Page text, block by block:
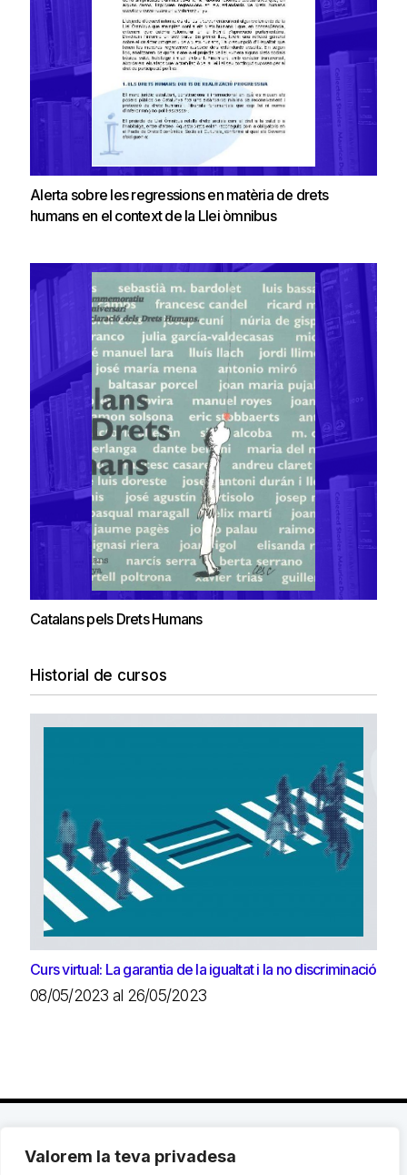
Valorem la teva privadesa
Alerta sobre les regressions en matèria de drets
humans en el context de la Llei òmnibus
Catalans pels Drets Humans
Historial de cursos
Curs virtual: La garantia de la igualtat i la no discriminació
08/05/2023 al 26/05/2023
C. Avinyó 44, 2n | 08002 Barcelona |